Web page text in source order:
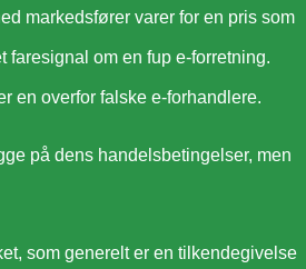
markedsfører varer for en pris som
om en fup e-forretning.
en overfor falske e-forhandlere.
på dens handelsbetingelser, men
som generelt er en tilkendegivelse